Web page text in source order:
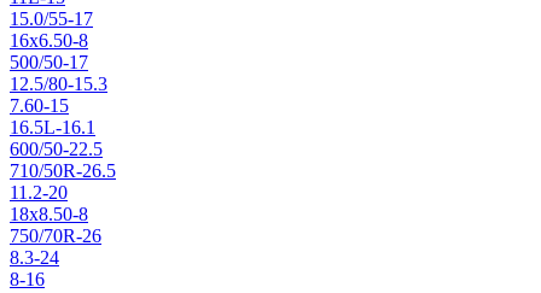
15.0/55-17
16x6.50-8
500/50-17
12.5/80-15.3
7.60-15
16.5L-16.1
600/50-22.5
710/50R-26.5
11.2-20
18x8.50-8
750/70R-26
8.3-24
8-16